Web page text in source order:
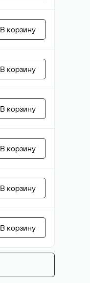
В корзину
В корзину
В корзину
В корзину
В корзину
В корзину